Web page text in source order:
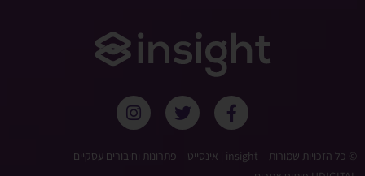
© כל הזכויות שמורות – ‫insight | אינסייט – פתרונות וחיבורים עסקיים